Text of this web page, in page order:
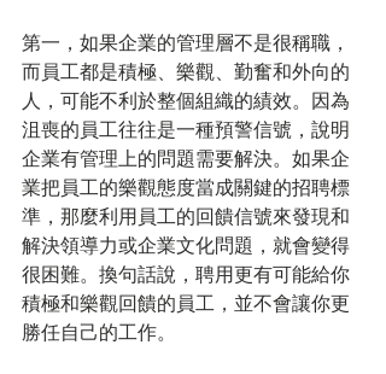
第一，如果企業的管理層不是很稱職，
而員工都是積極、樂觀、勤奮和外向的
人，可能不利於整個組織的績效。因為
沮喪的員工往往是一種預警信號，說明
企業有管理上的問題需要解決。如果企
業把員工的樂觀態度當成關鍵的招聘標
準，那麼利用員工的回饋信號來發現和
解決領導力或企業文化問題，就會變得
很困難。換句話說，聘用更有可能給你
積極和樂觀回饋的員工，並不會讓你更
勝任自己的工作。